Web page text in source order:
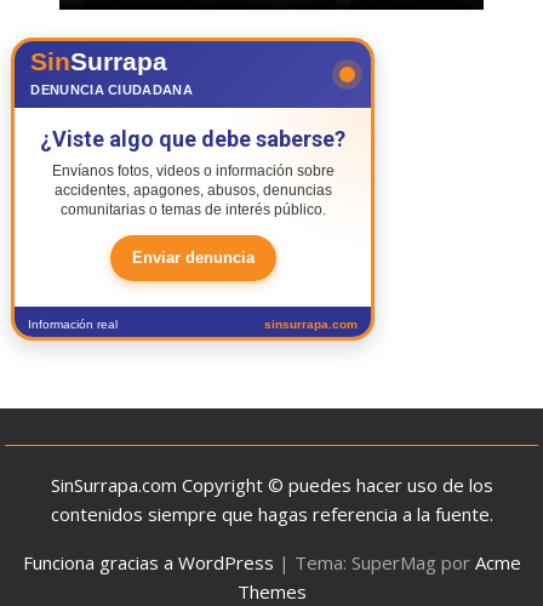
SinSurrapa
DENUNCIA CIUDADANA
¿Viste algo que debe saberse?
Envíanos fotos, videos o información sobre
accidentes, apagones, abusos, denuncias
comunitarias o temas de interés público.
Enviar denuncia
Información real sinsurrapa.com
SinSurrapa.com Copyright © puedes hacer uso de los
contenidos siempre que hagas referencia a la fuente.
Funciona gracias a WordPress | Tema: SuperMag por Acme
Themes